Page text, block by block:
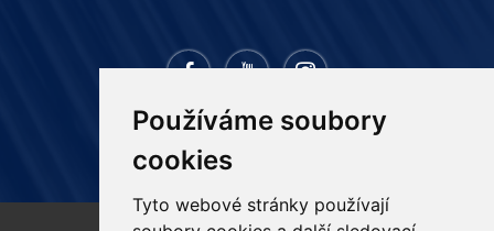
Používáme soubory
cookies
Tyto webové stránky používají